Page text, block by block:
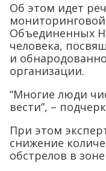
Об этом идет
Объединенных
человека,
и
организации.
“Многие люди
вести”, –
При этом
снижение
обстрелов в